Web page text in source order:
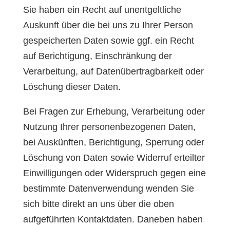
Sie haben ein Recht auf unentgeltliche
Auskunft über die bei uns zu Ihrer Person
gespeicherten Daten sowie ggf. ein Recht
auf Berichtigung, Einschränkung der
Verarbeitung, auf Datenübertragbarkeit oder
Löschung dieser Daten.
Bei Fragen zur Erhebung, Verarbeitung oder
Nutzung Ihrer personenbezogenen Daten,
bei Auskünften, Berichtigung, Sperrung oder
Löschung von Daten sowie Widerruf erteilter
Einwilligungen oder Widerspruch gegen eine
bestimmte Datenverwendung wenden Sie
sich bitte direkt an uns über die oben
aufgeführten Kontaktdaten. Daneben haben